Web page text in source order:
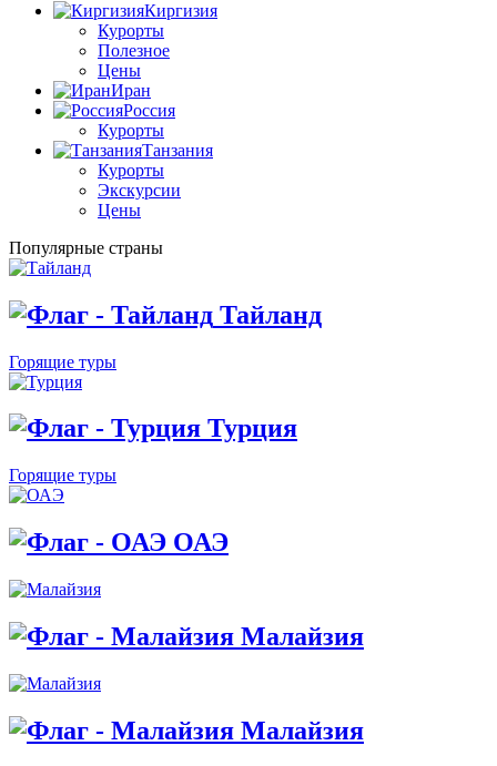
Киргизия
Курорты
Полезное
Цены
Иран
Россия
Курорты
Танзания
Курорты
Экскурсии
Цены
Популярные страны
Тайланд
Горящие туры
Турция
Горящие туры
ОАЭ
Малайзия
Малайзия